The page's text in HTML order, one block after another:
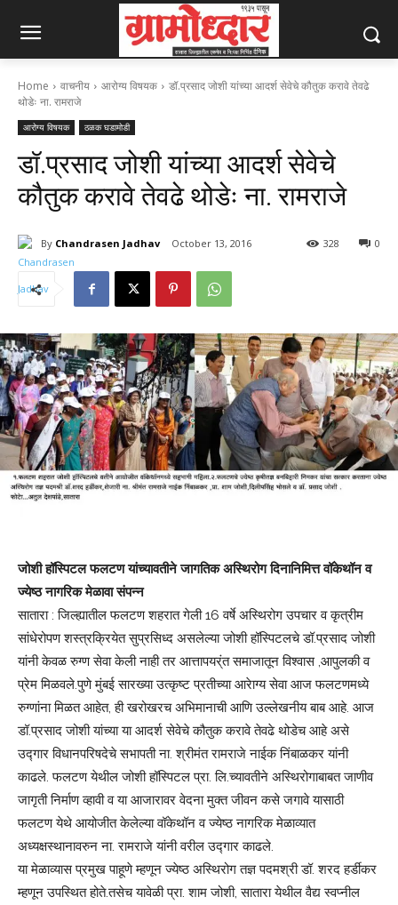
Home वाचनीय आरोग्य विषयक
डॉ.प्रसाद जोशी यांच्या आदर्श सेवेचे कौतुक करावे तेवढे
थोडेः ना. रामराजे
आरोग्य विषयक ठळक घडामोडी
डॉ.प्रसाद जोशी यांच्या आदर्श सेवेचे
कौतुक करावे तेवढे थोडेः ना. रामराजे
By Chandrasen Jadhav October 13, 2016 0
328
जोशी हॉस्पिटल फलटण यांच्यावतीने जागतिक अस्थिरोग दिनानिमित्त वॉकेथॉन व
ज्येष्ठ नागरिक मेळावा संपन्न
सातारा : जिल्ह्यातील फलटण शहरात गेली 16 वर्षे अस्थिरोग उपचार व कृत्रीम
सांधेरोपण शस्त्रक्रियेत सुप्रसिध्द असलेल्या जोशी हॉस्पिटलचे डॉ.प्रसाद जोशी
यांनी केवळ रुग्ण सेवा केली नाही तर आत्तापयर्ंत समाजातून विश्‍वास ,आपुलकी व
प्रेम मिळवले.पुणे मुंबई सारख्या उत्कृष्ट प्रतीच्या आरेाग्य सेवा आज फलटणमध्ये
रुग्णांना मिळत आहेत, ही खरोखरच अभिमानाची आणि उल्लेखनीय बाब आहे. आज
डॉ.प्रसाद जोशी यांच्या या आदर्श सेवेचे कौतुक करावे तेवढे थोडेच आहे असे
उद्गार विधानपरिषदेचे सभापती ना. श्रीमंत रामराजे नाईक निंबाळकर यांनी
काढले. फलटण येथील जोशी हॉस्पिटल प्रा. लि.च्यावतीने अस्थिरोगाबाबत जाणीव
जागृती निर्माण व्हावी व या आजारावर वेदना मुक्त जीवन कसे जगावे यासाठी
फलटण येथे आयोजीत केलेल्या वॉकेथॉन व ज्येष्ठ नागरिक मेळाव्यात
अध्यक्षस्थानावरुन ना. रामराजे यांनी वरील उद्गार काढले.
या मेळाव्यास प्रमुख पाहूणे म्हणून ज्येष्ठ अस्थिरोग तज्ञ पदमश्री डॉ. शरद हर्डीकर
म्हणून उपस्थित होते.तसेच यावेळी प्रा. शाम जोशी, सातारा येथील वैद्य स्वप्नील